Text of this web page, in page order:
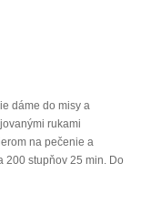
dáme do misy a
rukami
na pečenie a
200 stupňov 25 min. Do